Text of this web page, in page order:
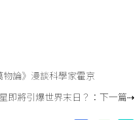
物論》漫談科學家霍京
即將引爆世界末日？ ：下一篇⇢